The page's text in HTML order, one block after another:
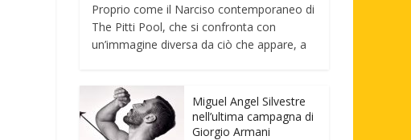
Proprio come il Narciso contemporaneo di
The Pitti Pool, che si confronta con
un’immagine diversa da ciò che appare, a
Miguel Angel Silvestre
nell’ultima campagna di
Giorgio Armani